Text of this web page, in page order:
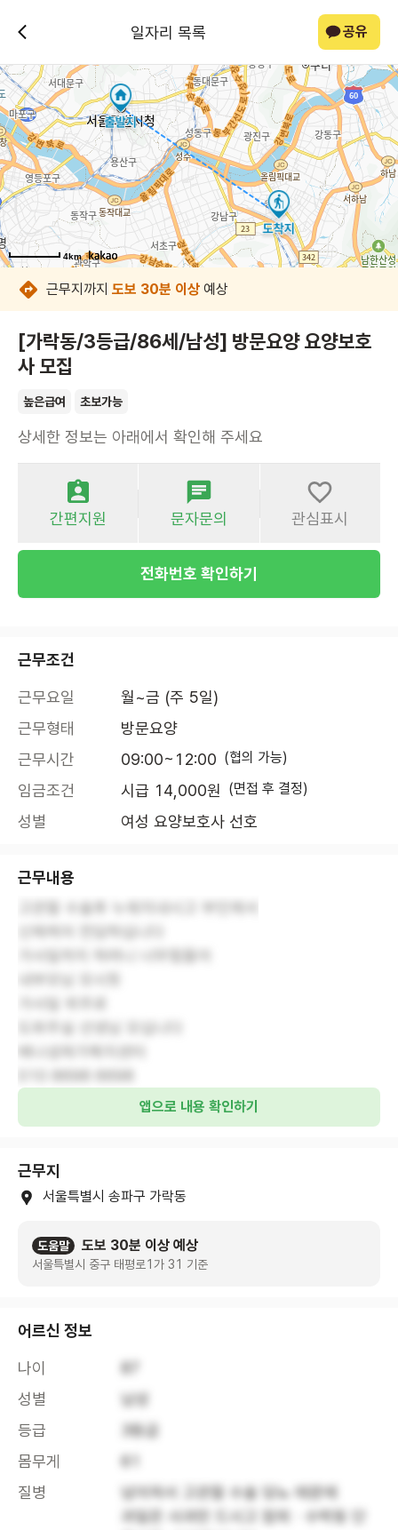
일자리 목록 공유
4km
4km
4km
4km
4km
4km
4km
4km
근무지까지 도보 30분 이상 예상
[가락동/3등급/86세/남성] 방문요양 요양보호
사 모집
높은급여 초보가능
상세한 정보는 아래에서 확인해 주세요
간편지원 문자문의 관심표시
전화번호 확인하기
근무조건
근무요일
월~금 (주 5일)
근무형태
방문요양
근무시간
09:00~12:00 (협의 가능)
임금조건 시급 14,000원 (면접 후 결정)
성별 여성 요양보호사 선호
근무내용
고관절 수술후 누워지내시고 부인께서
앱으로 내용 확인하기
근무지
서울특별시 송파구 가락동
도움말 도보 30분 이상 예상
서울특별시 중구 태평로1가 31 기준
어르신 정보
나이
87
성별
남성
등급
3등급
몸무게
질병
넘어져서 고관절 수술 당뇨 때문에
과일은 사과만 드시고 참외ㆍ수박등 단